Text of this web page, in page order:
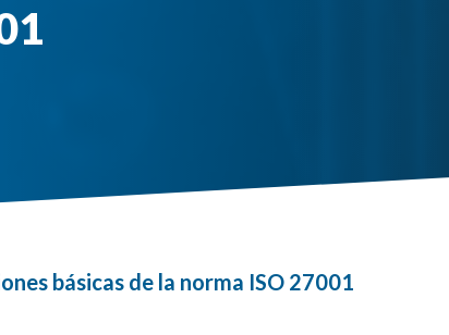
básicas de la norma ISO 27001